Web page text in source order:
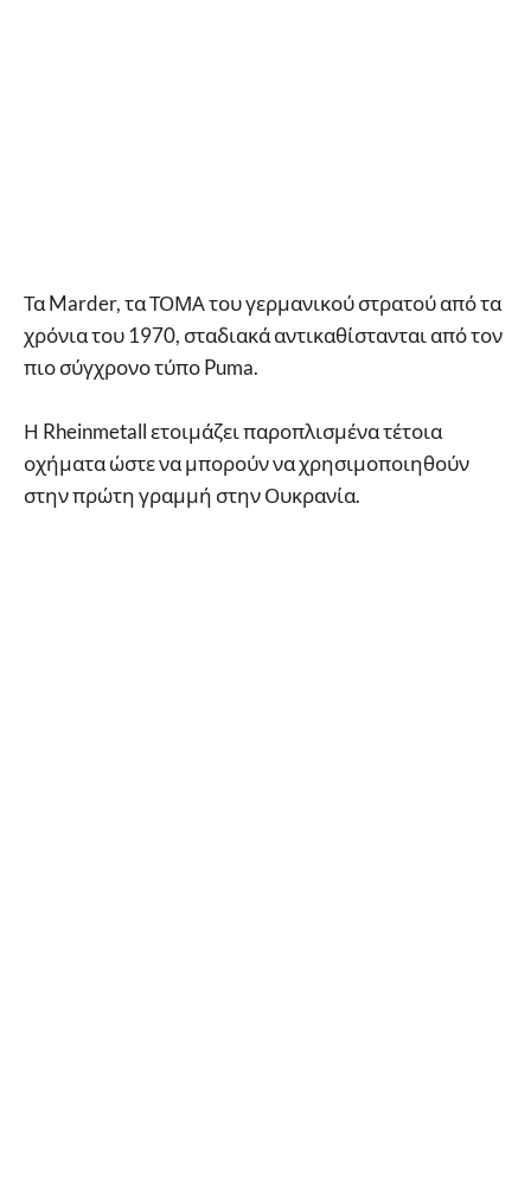
Τα Marder, τα ΤΟΜΑ του γερμανικού στρατού από τα
χρόνια του 1970, σταδιακά αντικαθίστανται από τον
πιο σύγχρονο τύπο Puma.
Η Rheinmetall ετοιμάζει παροπλισμένα τέτοια
οχήματα ώστε να μπορούν να χρησιμοποιηθούν
στην πρώτη γραμμή στην Ουκρανία.